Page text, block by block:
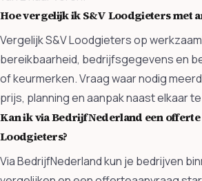
Hoe vergelijk ik S&V Loodgieters met
Vergelijk S&V Loodgieters op
bereikbaarheid, bedrijfsgegevens en
of keurmerken. Vraag waar nodig
prijs, planning en aanpak naast elkaar
Kan ik via BedrijfNederland een
Loodgieters?
Via BedrijfNederland kun je bedrijven